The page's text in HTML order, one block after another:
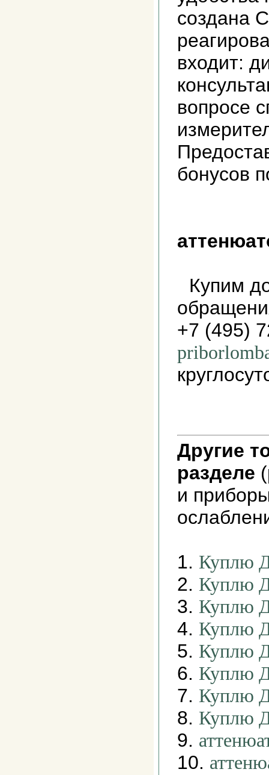
создана
входит:
вопросе
бонусов
Купим
+7 (495)
Другие
разделе
и
1. Куплю
2. Куплю
3. Куплю
4. Куплю
5. Куплю
6. Куплю
7. Куплю
8. Куплю
9.
10.